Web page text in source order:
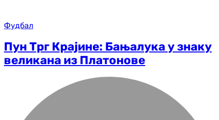
Фудбал
Пун Трг Крајине: Бањалука у знаку
великана из Платонове